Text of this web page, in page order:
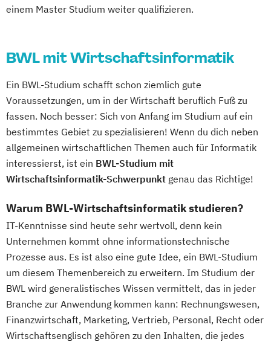
einem Master Studium weiter qualifizieren.
BWL mit Wirtschaftsinformatik
Ein BWL-Studium schafft schon ziemlich gute
Voraussetzungen, um in der Wirtschaft beruflich Fuß zu
fassen. Noch besser: Sich von Anfang im Studium auf ein
bestimmtes Gebiet zu spezialisieren! Wenn du dich neben
allgemeinen wirtschaftlichen Themen auch für Informatik
interessierst, ist ein BWL-Studium mit
Wirtschaftsinformatik-Schwerpunkt genau das Richtige!
Warum BWL-Wirtschaftsinformatik studieren?
IT-Kenntnisse sind heute sehr wertvoll, denn kein
Unternehmen kommt ohne informationstechnische
Prozesse aus. Es ist also eine gute Idee, ein BWL-Studium
um diesem Themenbereich zu erweitern. Im Studium der
BWL wird generalistisches Wissen vermittelt, das in jeder
Branche zur Anwendung kommen kann: Rechnungswesen,
Finanzwirtschaft, Marketing, Vertrieb, Personal, Recht oder
Wirtschaftsenglisch gehören zu den Inhalten, die jedes